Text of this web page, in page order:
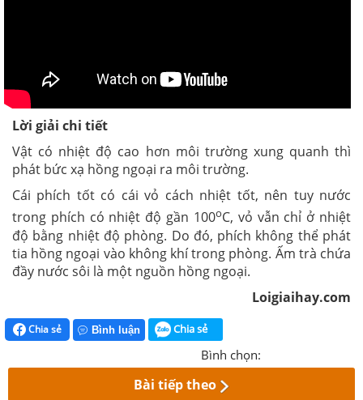
Lời giải chi tiết
Vật có nhiệt độ cao hơn môi trường xung quanh thì
phát bức xạ hồng ngoại ra môi trường.
Cái phích tốt có cái vỏ cách nhiệt tốt, nên tuy nước
trong phích có nhiệt độ gần 100oC, vỏ vẫn chỉ ở nhiệt
độ bằng nhiệt độ phòng. Do đó, phích không thể phát
tia hồng ngoại vào không khí trong phòng. Ấm trà chứa
đầy nước sôi là một nguồn hồng ngoại.
Loigiaihay.com
Chia sẻ Bình luận Chia sẻ
Bình chọn:
Bài tiếp theo